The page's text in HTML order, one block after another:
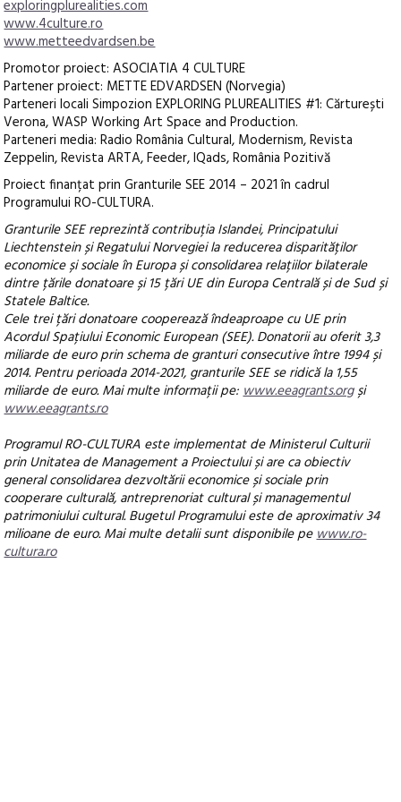
exploringplurealities.com
www.4culture.ro
www.metteedvardsen.be
Promotor proiect: ASOCIATIA 4 CULTURE
Partener proiect: METTE EDVARDSEN (Norvegia)
Parteneri locali Simpozion EXPLORING PLUREALITIES #1: Cărturești
Verona, WASP Working Art Space and Production.
Parteneri media: Radio România Cultural, Modernism, Revista
Zeppelin, Revista ARTA, Feeder, IQads, România Pozitivă
Proiect finanțat prin Granturile SEE 2014 – 2021 în cadrul
Programului RO-CULTURA.
Granturile SEE reprezintă contribuția Islandei, Principatului
Liechtenstein și Regatului Norvegiei la reducerea disparităților
economice și sociale în Europa și consolidarea relațiilor bilaterale
dintre țările donatoare și 15 țări UE din Europa Centrală și de Sud și
Statele Baltice.
Cele trei țări donatoare cooperează îndeaproape cu UE prin
Acordul Spațiului Economic European (SEE). Donatorii au oferit 3,3
miliarde de euro prin schema de granturi consecutive între 1994 și
2014. Pentru perioada 2014-2021, granturile SEE se ridică la 1,55
miliarde de euro. Mai multe informații pe:www.eeagrants.orgși
www.eeagrants.ro
Programul RO-CULTURA este implementat de Ministerul Culturii
prin Unitatea de Management a Proiectului și are ca obiectiv
general consolidarea dezvoltării economice și sociale prin
cooperare culturală, antreprenoriat cultural și managementul
patrimoniului cultural. Bugetul Programului este de aproximativ 34
milioane de euro. Mai multe detalii sunt disponibile pewww.ro-
cultura.ro